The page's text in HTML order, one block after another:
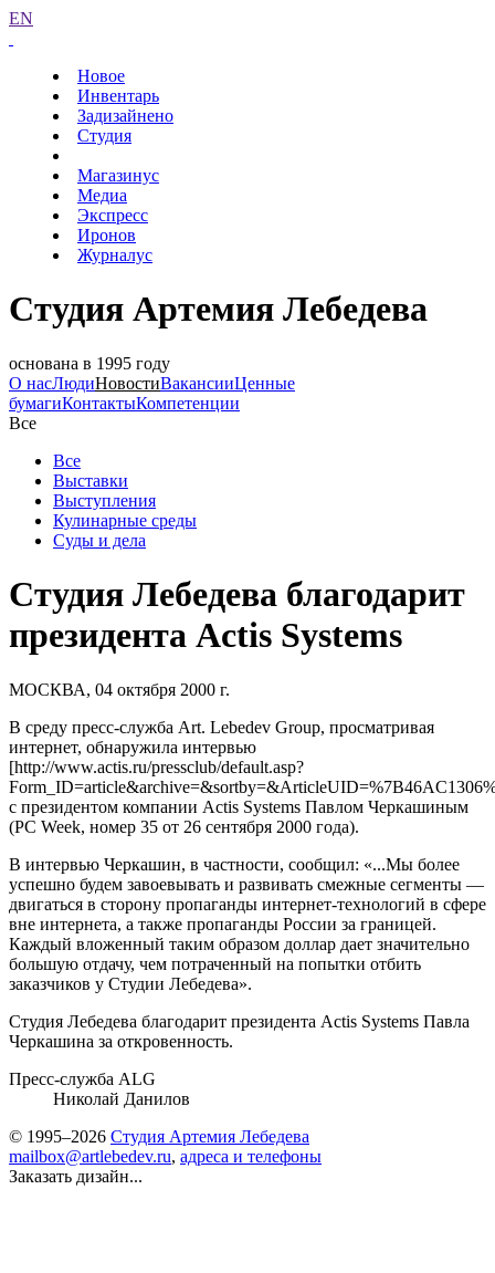
EN
Новое
Инвентарь
Задизайнено
Студия
Магазинус
Медиа
Экспресс
Иронов
Журналус
Студия Артемия Лебедева
основана в 1995 году
О насЛюдиНовостиВакансииЦенные
бумагиКонтактыКомпетенции
Все
Все
Выставки
Выступления
Кулинарные среды
Суды и дела
Студия Лебедева благодарит
президента Actis Systems
МОСКВА, 04 октября 2000 г.
В среду пресс-служба Art. Lebedev Group, просматривая
интернет, обнаружила интервью
[http://www.actis.ru/pressclub/default.asp?
c президентом компании Actis Systems Павлом Черкашиным
(PC Week, номер 35 от 26 сентября 2000 года).
В интервью Черкашин, в частности, сообщил: «...Мы более
успешно будем завоевывать и развивать смежные сегменты —
двигаться в сторону пропаганды интернет-технологий в сфере
вне интернета, а также пропаганды России за границей.
Каждый вложенный таким образом доллар дает значительно
большую отдачу, чем потраченный на попытки отбить
заказчиков у Студии Лебедева».
Студия Лебедева благодарит президента Actis Systems Павла
Черкашина за откровенность.
Пресс-служба ALG
Николай Данилов
© 1995–2026 Студия Артемия Лебедева
mailbox@artlebedev.ru, адреса и телефоны
Заказать дизайн...